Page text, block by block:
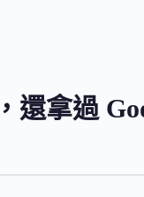
還拿過